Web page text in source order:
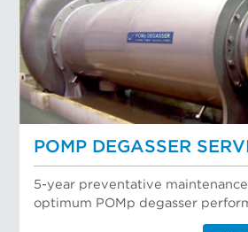
POMP DEGASSER
5-year preventative
optimum POMp degasser